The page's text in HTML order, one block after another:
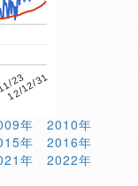
23
12/12/31
年
2010年
年
2016年
年
2022年